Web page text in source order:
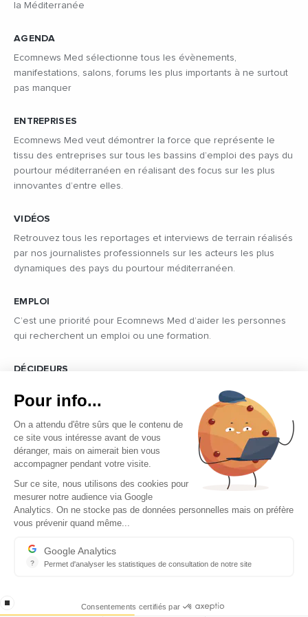
la Méditerranée
AGENDA
Ecomnews Med sélectionne tous les évènements,
manifestations, salons, forums les plus importants à ne surtout
pas manquer
ENTREPRISES
Ecomnews Med veut démontrer la force que représente le
tissu des entreprises sur tous les bassins d’emploi des pays du
pourtour méditerranéen en réalisant des focus sur les plus
innovantes d’entre elles.
VIDÉOS
Retrouvez tous les reportages et interviews de terrain réalisés
par nos journalistes professionnels sur les acteurs les plus
dynamiques des pays du pourtour méditerranéen.
EMPLOI
C’est une priorité pour Ecomnews Med d’aider les personnes
qui recherchent un emploi ou une formation.
DÉCIDEURS
Quels sont les décideurs qui font l’actualité économique et
politique des pays du pourtour de la Méditerranée.
Copyright © 2026 - Tous droits réservés
Qui sommes-nous ?
Contact
Mentions légales
Pour info...
On a attendu d'être sûrs que le contenu de
ce site vous intéresse avant de vous
déranger, mais on aimerait bien vous
accompagner pendant votre visite.
Sur ce site, nous utilisons des cookies pour
mesurer notre audience via Google
Analytics. On ne stocke pas de données personnelles mais on préfère
vous prévenir quand même...
?
Google Analytics
Permet d'analyser les statistiques de consultation de notre site
stop loading Consentements certifiés par